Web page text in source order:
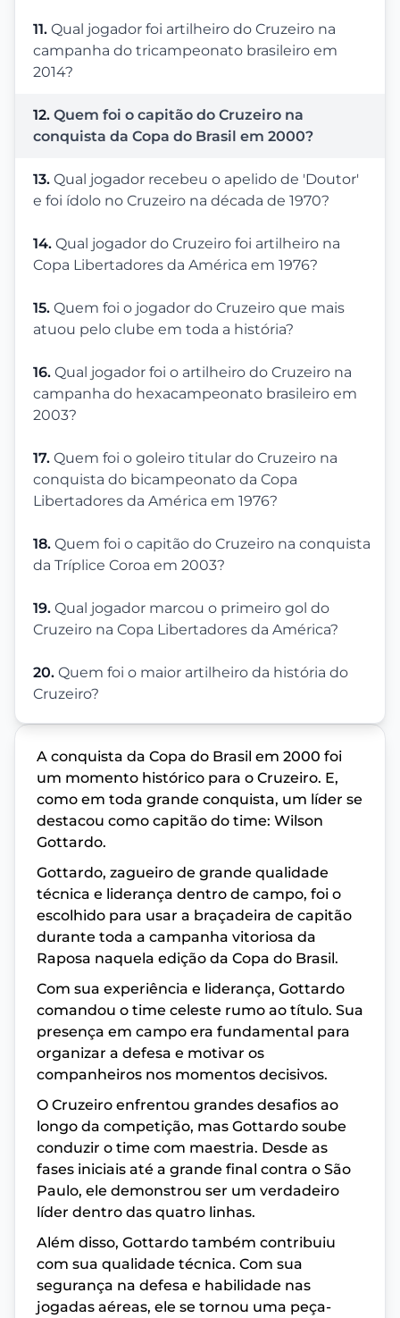
11. Qual jogador foi artilheiro do Cruzeiro na
campanha do tricampeonato brasileiro em
2014?
12. Quem foi o capitão do Cruzeiro na
conquista da Copa do Brasil em 2000?
13. Qual jogador recebeu o apelido de 'Doutor'
e foi ídolo no Cruzeiro na década de 1970?
14. Qual jogador do Cruzeiro foi artilheiro na
Copa Libertadores da América em 1976?
15. Quem foi o jogador do Cruzeiro que mais
atuou pelo clube em toda a história?
16. Qual jogador foi o artilheiro do Cruzeiro na
campanha do hexacampeonato brasileiro em
2003?
17. Quem foi o goleiro titular do Cruzeiro na
conquista do bicampeonato da Copa
Libertadores da América em 1976?
18. Quem foi o capitão do Cruzeiro na conquista
da Tríplice Coroa em 2003?
19. Qual jogador marcou o primeiro gol do
Cruzeiro na Copa Libertadores da América?
20. Quem foi o maior artilheiro da história do
Cruzeiro?
A conquista da Copa do Brasil em 2000 foi
um momento histórico para o Cruzeiro. E,
como em toda grande conquista, um líder se
destacou como capitão do time: Wilson
Gottardo.
Gottardo, zagueiro de grande qualidade
técnica e liderança dentro de campo, foi o
escolhido para usar a braçadeira de capitão
durante toda a campanha vitoriosa da
Raposa naquela edição da Copa do Brasil.
Com sua experiência e liderança, Gottardo
comandou o time celeste rumo ao título. Sua
presença em campo era fundamental para
organizar a defesa e motivar os
companheiros nos momentos decisivos.
O Cruzeiro enfrentou grandes desafios ao
longo da competição, mas Gottardo soube
conduzir o time com maestria. Desde as
fases iniciais até a grande final contra o São
Paulo, ele demonstrou ser um verdadeiro
líder dentro das quatro linhas.
Além disso, Gottardo também contribuiu
com sua qualidade técnica. Com sua
segurança na defesa e habilidade nas
jogadas aéreas, ele se tornou uma peça-